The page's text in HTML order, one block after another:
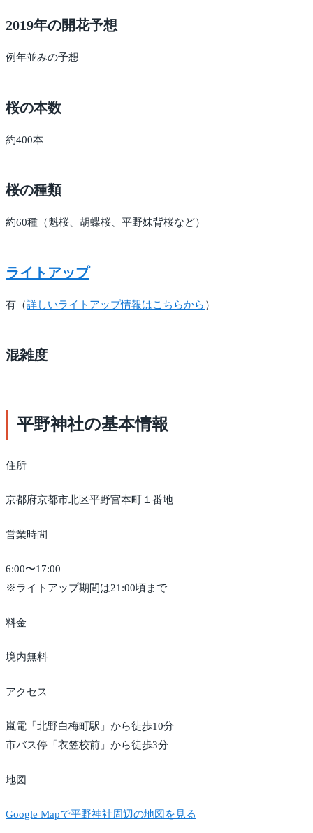
2019年の開花予想
例年並みの予想
桜の本数
約400本
桜の種類
約60種（魁桜、胡蝶桜、平野妹背桜など）
ライトアップ
有（詳しいライトアップ情報はこちらから ）
混雑度
平野神社の基本情報
住所
京都府京都市北区平野宮本町１番地
営業時間
6:00〜17:00
※ライトアップ期間は21:00頃まで
料金
境内無料
アクセス
嵐電「北野白梅町駅」から徒歩10分
市バス停「衣笠校前」から徒歩3分
地図
Google Mapで平野神社周辺の地図を見る